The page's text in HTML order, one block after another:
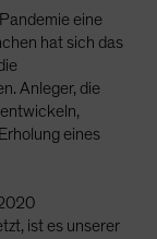
eine
hat sich das
Anleger, die
eines
ist es unserer